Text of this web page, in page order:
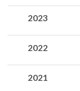
2023
2022
2021